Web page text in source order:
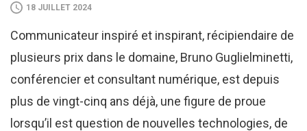
18 JUILLET 2024
Communicateur inspiré et inspirant, récipiendaire de
plusieurs prix dans le domaine, Bruno Guglielminetti,
conférencier et consultant numérique, est depuis
plus de vingt-cinq ans déjà, une figure de proue
lorsqu’il est question de nouvelles technologies, de